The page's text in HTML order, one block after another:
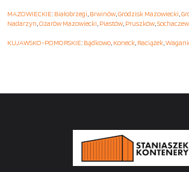
MAZOWIECKIE: Białobrzegi, Brwinów,Grodzisk Mazowiecki,
Nadarzyn,Ożarów Mazowiecki, Piastów, Pruszków,Sochaczew
KUJAWSKO-POMORSKIE: Bądkowo, Koneck, Raciążek,